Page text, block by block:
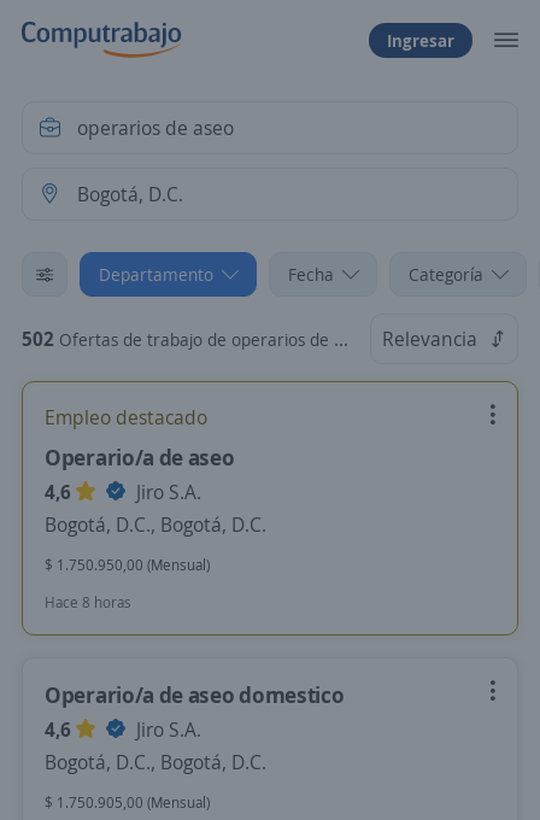
Ingresar
Departamento Fecha Categoría
502 Ofertas de trabajo de operarios de aseo en Bogotá, D.C. Relevancia
Empleo destacado
Operario/a de aseo
4,6
Jiro S.A.
Bogotá, D.C., Bogotá, D.C.
$ 1.750.950,00 (Mensual)
Hace 8 horas
Operario/a de aseo domestico
4,6
Jiro S.A.
Bogotá, D.C., Bogotá, D.C.
$ 1.750.905,00 (Mensual)